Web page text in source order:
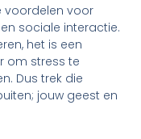
voordelen voor
sociale interactie.
het is een
om stress te
Dus trek die
jouw geest en